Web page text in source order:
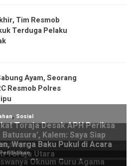
Tim Resmob
Terduga Pelaku
Ayam, Seorang
Resmob Polres